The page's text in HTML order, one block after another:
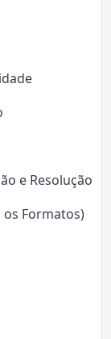
e Resolução
os Formatos)